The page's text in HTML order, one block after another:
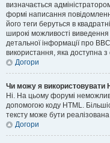
визначається
формі написання
його теги беруться в
широкі можливості
детальної інформації про
використання, яка доступна
Догори
Чи можу я використовувати
Ні. На цьому форумі
допомогою коду HTML.
тексту може бути
Догори